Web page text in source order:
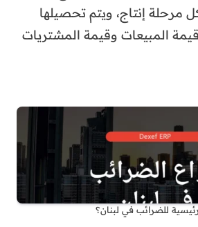
مرحلة إنتاج، ويتم تحصيلها
المبيعات وقيمة المشتريات
للضرائب في لبنان؟